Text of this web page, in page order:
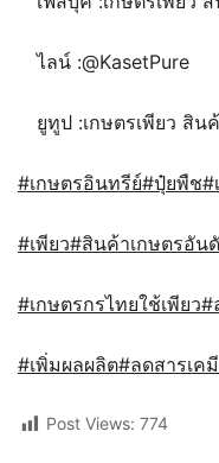
ไลน์ :@KasetPure
ยูทูป :เกษตรเพียว สิน
#เกษตรอินทรีย์#ปุ๋ยพืช#
#เพียว#สินค้าเกษตรอัน
#เกษตรกรไทยใช้เพียว#
#เพิ่มผลผลิต#ลดสารเคมี
Post Views: 774